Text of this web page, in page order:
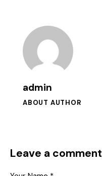
admin
ABOUT AUTHOR
Leave a comment